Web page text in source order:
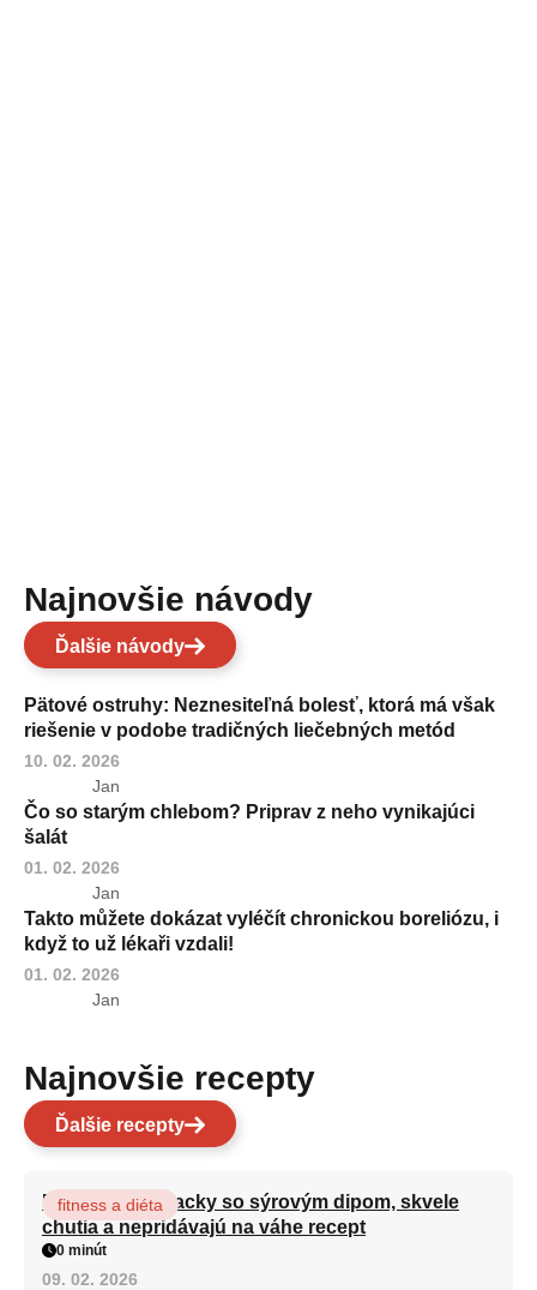
Najnovšie návody
Ďalšie návody
Pätové ostruhy: Neznesiteľná bolesť, ktorá má však
riešenie v podobe tradičných liečebných metód
10. 02. 2026
Jan
Čo so starým chlebom? Priprav z neho vynikajúci
šalát
01. 02. 2026
Jan
Takto můžete dokázat vyléčít chronickou boreliózu, i
když to už lékaři vzdali!
01. 02. 2026
Jan
Najnovšie recepty
Ďalšie recepty
Brokolicové placky so sýrovým dipom, skvele
chutia a nepridávajú na váhe recept
fitness a diéta
0 minút
09. 02. 2026